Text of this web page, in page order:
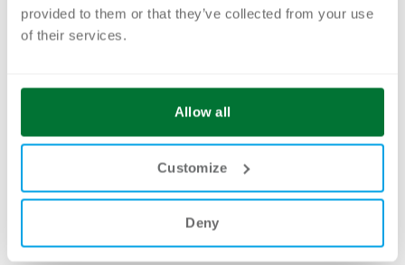
provided to them or that they’ve collected from your use
of their services.
Allow all
Customize
Deny
Einzelkomponenten. Dies ist auch ein
hervorragendes Beispiel für das von
«Massgefertigte Lösungen für Digital
Commerce und Customer Service».